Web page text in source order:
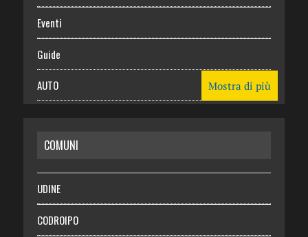
Eventi
Guide
AUTO
RISPARMIO
SALUTE
Necrologie
Mostra di più
COMUNI
UDINE
CODROIPO